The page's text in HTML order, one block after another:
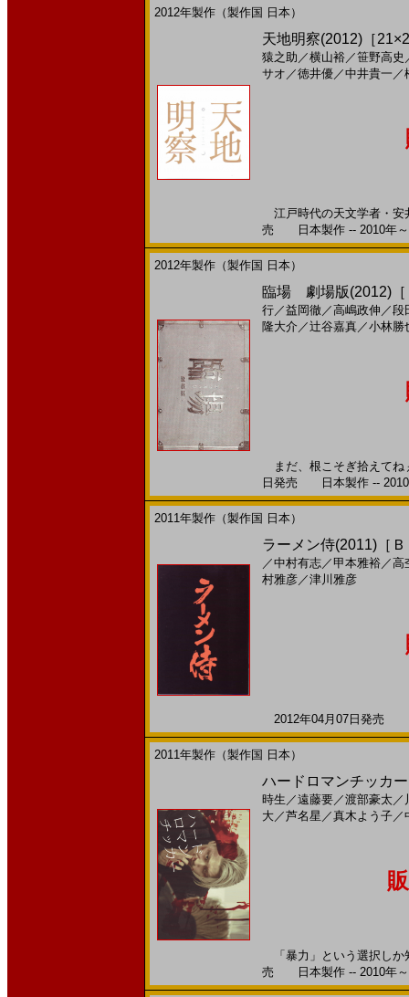
2012年製作（製作国 日本）
天地明察(2012)［
猿之助 ／横山裕／笹野高史
サオ ／徳井優／中井貴一 ／
江戸時代の天文学者・安
売 日本製作 -- 2010年～
2012年製作（製作国 日本）
臨場 劇場版(2012)［
行／益岡徹 ／高嶋政伸 ／段
隆大介 ／辻谷嘉真／小林勝
まだ、根こそぎ拾えてね
日発売 日本製作 -- 2010
2011年製作（製作国 日本）
ラーメン侍(2011)［
／中村有志／甲本雅裕／高
村雅彦／津川雅彦
2012年04月07日発売
2011年製作（製作国 日本）
ハードロマンチッカ
時生 ／遠藤要／渡部豪太 ／
大／芦名星 ／真木よう子／
「暴力」という選択しか
売 日本製作 -- 2010年～